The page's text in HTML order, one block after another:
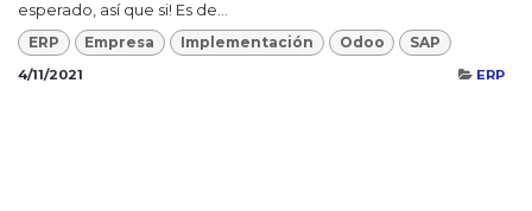
esperado, así que si! Es de...
ERP Empresa Implementación Odoo SAP
4/11/2021 ERP